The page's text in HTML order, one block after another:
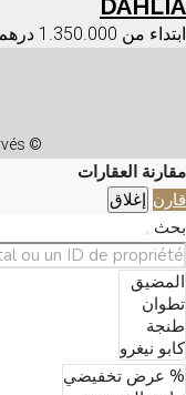
DAHLIA
ابتداء من 1.350.000 درهم
© Groupe AAFER immobilier - Tous droits réservés
مقارنة العقارات
قارن إغلاق
بحث